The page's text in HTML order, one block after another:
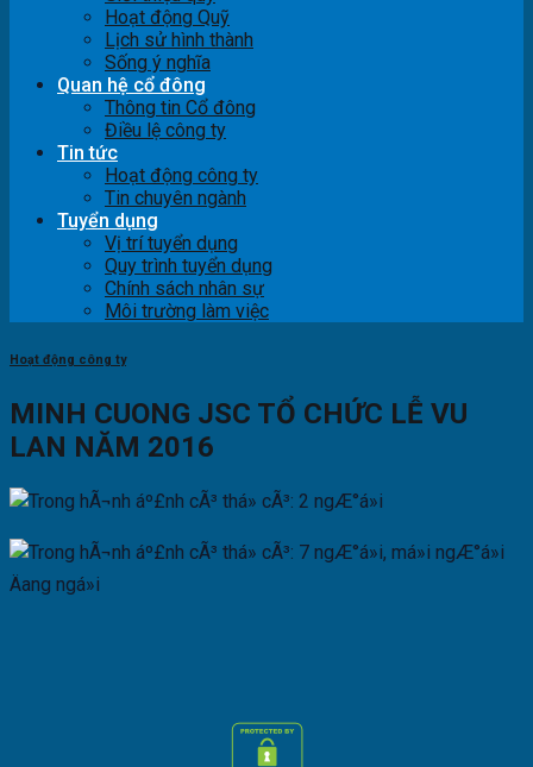
Hoạt động Quỹ
Lịch sử hình thành
Sống ý nghĩa
Quan hệ cổ đông
Thông tin Cổ đông
Điều lệ công ty
Tin tức
Hoạt động công ty
Tin chuyên ngành
Tuyển dụng
Vị trí tuyển dụng
Quy trình tuyển dụng
Chính sách nhân sự
Môi trường làm việc
Hoạt động công ty
MINH CUONG JSC TỔ CHỨC LỄ VU
LAN NĂM 2016